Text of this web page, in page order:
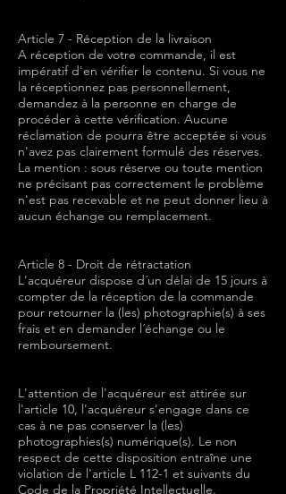
Article 7 - Réception de la livraison
A réception de votre commande, il est
impératif d'en vérifier le contenu. Si vous ne
la réceptionnez pas personnellement,
demandez à la personne en charge de
procéder à cette vérification. Aucune
réclamation de pourra être acceptée si vous
n'avez pas clairement formulé des réserves.
La mention : sous réserve ou toute mention
ne précisant pas correctement le problème
n'est pas recevable et ne peut donner lieu à
aucun échange ou remplacement.
Article 8 - Droit de rétractation
L'acquéreur dispose d´un délai de 15 jours à
compter de la réception de la commande
pour retourner la (les) photographie(s) à ses
frais et en demander l´échange ou le
remboursement.
L'attention de l'acquéreur est attirée sur
l'article 10, l'acquéreur s'engage dans ce
cas à ne pas conserver la (les)
photographies(s) numérique(s). Le non
respect de cette disposition entraîne une
violation de l'article L 112-1 et suivants du
Code de la Propriété Intellectuelle.